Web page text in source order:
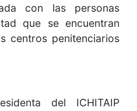
con las personas
que se encuentran
centros penitenciarios
del ICHITAIP